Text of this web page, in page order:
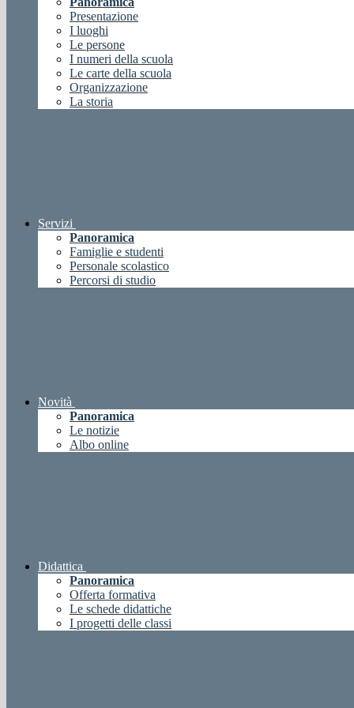
Presentazione
I luoghi
Le persone
I numeri della scuola
Le carte della scuola
Organizzazione
La storia
Servizi
Panoramica
Famiglie e studenti
Personale scolastico
Percorsi di studio
Novità
Panoramica
Le notizie
Albo online
Didattica
Panoramica
Offerta formativa
Le schede didattiche
I progetti delle classi